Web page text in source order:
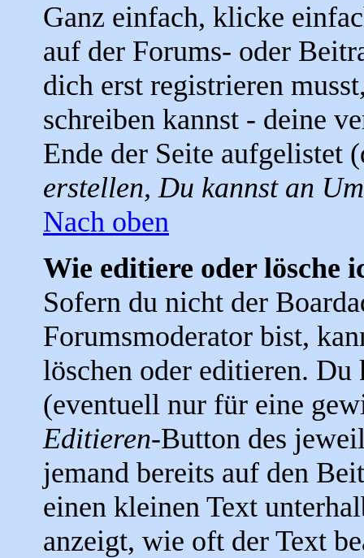
Ganz einfach, klicke
auf der Forums- oder
dich erst registrieren
schreiben kannst - deine
Ende der Seite aufgelistet
erstellen, Du kannst an
Nach oben
Wie editiere oder lösche
Sofern du nicht der
Forumsmoderator bist,
löschen oder editieren.
(eventuell nur für eine
Editieren-Button des
jemand bereits auf den
einen kleinen Text
anzeigt, wie oft der Text